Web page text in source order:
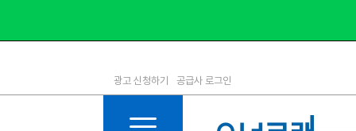
1등급
11등급
12등급
광고 신청하기 공급사 로그인